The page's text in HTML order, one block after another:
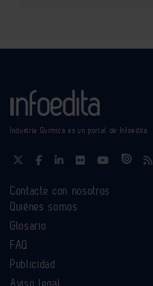
Industria Química es un portal de Infoedita
Contacte con nosotros
Quiénes somos
Glosario
FAQ
Publicidad